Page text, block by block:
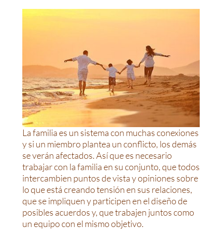
La familia es un sistema con muchas conexiones
y si un miembro plantea un conflicto, los demás
se verán afectados. Así que es necesario
trabajar con la familia en su conjunto, que todos
intercambien puntos de vista y opiniones sobre
lo que está creando tensión en sus relaciones,
que se impliquen y participen en el diseño de
posibles acuerdos y, que trabajen juntos como
un equipo con el mismo objetivo.